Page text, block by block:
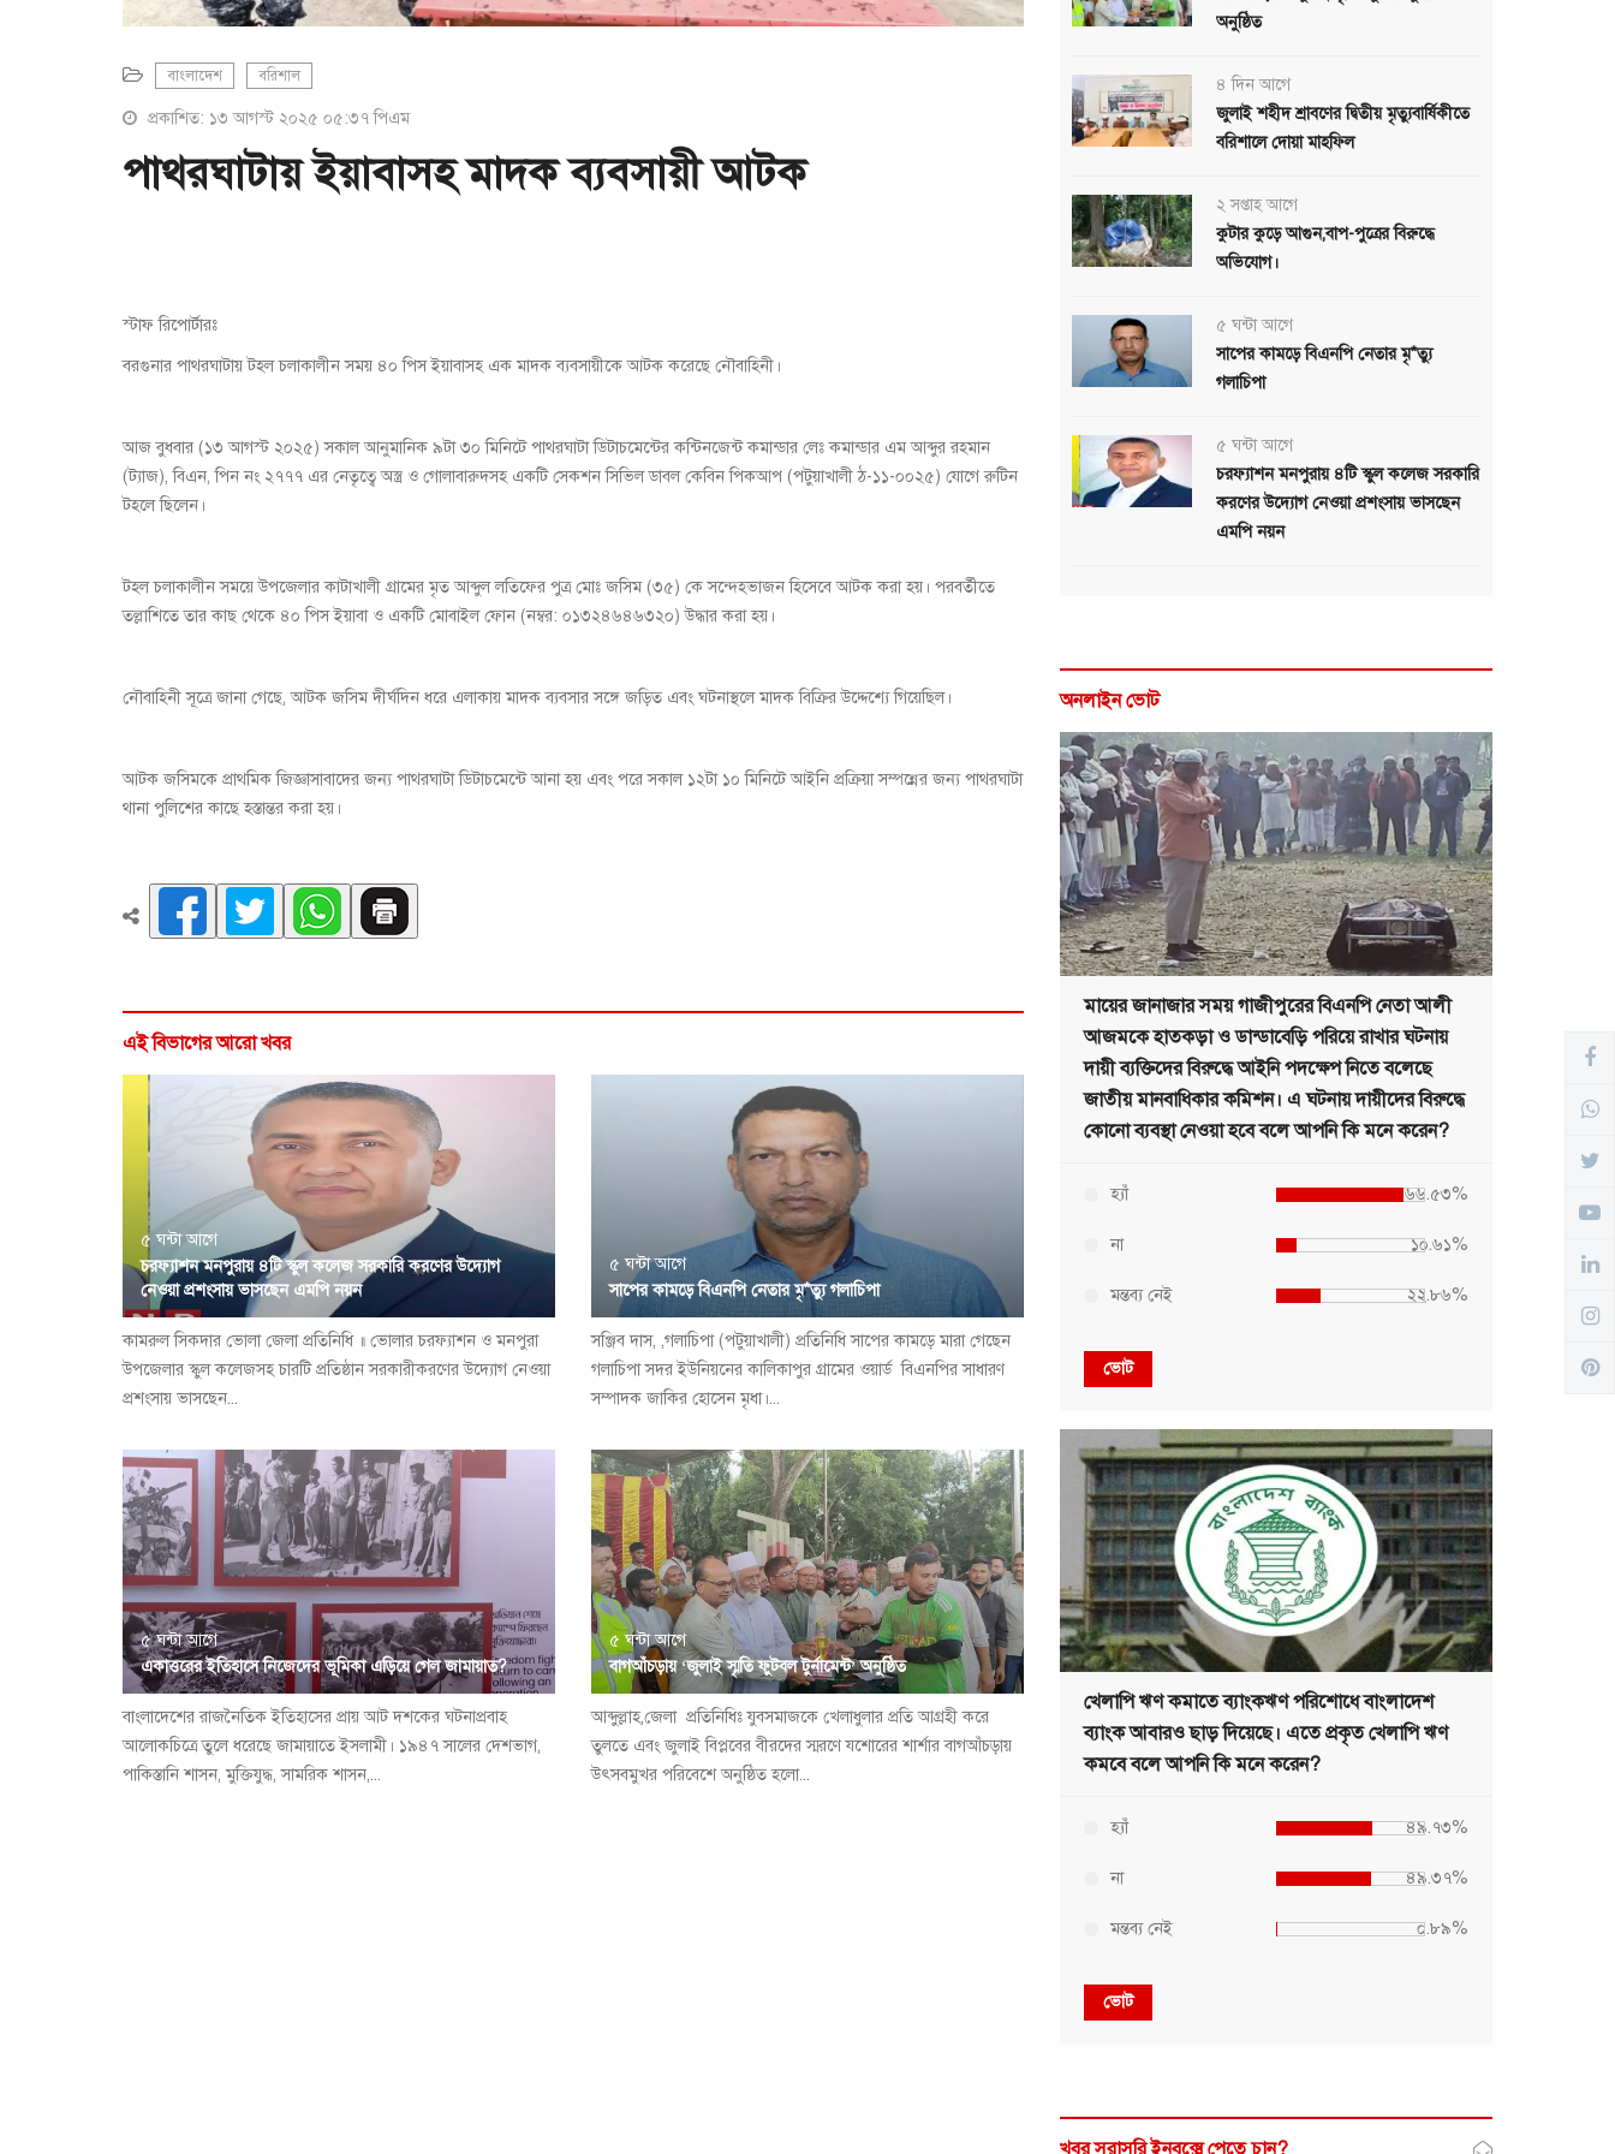
বাংলাদেশ বরিশাল
প্রকাশিত: ১৩ আগস্ট ২০২৫ ০৫:৩৭ পিএম
পাথরঘাটায় ইয়াবাসহ মাদক ব্যবসায়ী আটক
স্টাফ রিপোর্টারঃ
বরগুনার পাথরঘাটায় টহল চলাকালীন সময় ৪০ পিস ইয়াবাসহ এক মাদক ব্যবসায়ীকে আটক করেছে নৌবাহিনী।
আজ বুধবার (১৩ আগস্ট ২০২৫) সকাল আনুমানিক ৯টা ৩০ মিনিটে পাথরঘাটা ডিটাচমেন্টের কন্টিনজেন্ট কমান্ডার লেঃ কমান্ডার এম আব্দুর রহমান
(ট্যাজ), বিএন, পিন নং ২৭৭৭ এর নেতৃত্বে অস্ত্র ও গোলাবারুদসহ একটি সেকশন সিভিল ডাবল কেবিন পিকআপ (পটুয়াখালী ঠ-১১-০০২৫) যোগে রুটিন
টহলে ছিলেন।
টহল চলাকালীন সময়ে উপজেলার কাটাখালী গ্রামের মৃত আব্দুল লতিফের পুত্র মোঃ জসিম (৩৫) কে সন্দেহভাজন হিসেবে আটক করা হয়। পরবর্তীতে
তল্লাশিতে তার কাছ থেকে ৪০ পিস ইয়াবা ও একটি মোবাইল ফোন (নম্বর: ০১৩২৪৬৪৬৩২০) উদ্ধার করা হয়।
নৌবাহিনী সূত্রে জানা গেছে, আটক জসিম দীর্ঘদিন ধরে এলাকায় মাদক ব্যবসার সঙ্গে জড়িত এবং ঘটনাস্থলে মাদক বিক্রির উদ্দেশ্যে গিয়েছিল।
আটক জসিমকে প্রাথমিক জিজ্ঞাসাবাদের জন্য পাথরঘাটা ডিটাচমেন্টে আনা হয় এবং পরে সকাল ১২টা ১০ মিনিটে আইনি প্রক্রিয়া সম্পন্নের জন্য পাথরঘাটা
থানা পুলিশের কাছে হস্তান্তর করা হয়।
এই বিভাগের আরো খবর
৫ ঘন্টা আগে
চরফ্যাশন মনপুরায় ৪টি স্কুল কলেজ সরকারি করণের উদ্যোগ
নেওয়া প্রশংসায় ভাসছেন এমপি নয়ন
কামরুল সিকদার ভোলা জেলা প্রতিনিধি ॥ ভোলার চরফ্যাশন ও মনপুরা
উপজেলার স্কুল কলেজসহ চারটি প্রতিষ্ঠান সরকারীকরণের উদ্যোগ নেওয়া
প্রশংসায় ভাসছেন...
৫ ঘন্টা আগে
সাপের কামড়ে বিএনপি নেতার মৃ*ত্যু গলাচিপা
সঞ্জিব দাস, ,গলাচিপা (পটুয়াখালী) প্রতিনিধি সাপের কামড়ে মারা গেছেন
গলাচিপা সদর ইউনিয়নের কালিকাপুর গ্রামের ওয়ার্ড বিএনপির সাধারণ
সম্পাদক জাকির হোসেন মৃধা।...
৫ ঘন্টা আগে
একাত্তরের ইতিহাসে নিজেদের ভূমিকা এড়িয়ে গেল জামায়াত?
বাংলাদেশের রাজনৈতিক ইতিহাসের প্রায় আট দশকের ঘটনাপ্রবাহ
আলোকচিত্রে তুলে ধরেছে জামায়াতে ইসলামী। ১৯৪৭ সালের দেশভাগ,
পাকিস্তানি শাসন, মুক্তিযুদ্ধ, সামরিক শাসন,...
৫ ঘন্টা আগে
বাগআঁচড়ায় ‘জুলাই স্মৃতি ফুটবল টুর্নামেন্ট’ অনুষ্ঠিত
আব্দুল্লাহ,জেলা প্রতিনিধিঃ যুবসমাজকে খেলাধুলার প্রতি আগ্রহী করে
তুলতে এবং জুলাই বিপ্লবের বীরদের স্মরণে যশোরের শার্শার বাগআঁচড়ায়
উৎসবমুখর পরিবেশে অনুষ্ঠিত হলো...
অনুষ্ঠিত
৪ দিন আগে
জুলাই শহীদ শ্রাবণের দ্বিতীয় মৃত্যুবার্ষিকীতে
বরিশালে দোয়া মাহফিল
২ সপ্তাহ আগে
কুটার কুড়ে আগুন,বাপ-পুত্রের বিরুদ্ধে
অভিযোগ।
৫ ঘন্টা আগে
সাপের কামড়ে বিএনপি নেতার মৃ*ত্যু
গলাচিপা
৫ ঘন্টা আগে
চরফ্যাশন মনপুরায় ৪টি স্কুল কলেজ সরকারি
করণের উদ্যোগ নেওয়া প্রশংসায় ভাসছেন
এমপি নয়ন
অনলাইন ভোট
মায়ের জানাজার সময় গাজীপুরের বিএনপি নেতা আলী
আজমকে হাতকড়া ও ডান্ডাবেড়ি পরিয়ে রাখার ঘটনায়
দায়ী ব্যক্তিদের বিরুদ্ধে আইনি পদক্ষেপ নিতে বলেছে
জাতীয় মানবাধিকার কমিশন। এ ঘটনায় দায়ীদের বিরুদ্ধে
কোনো ব্যবস্থা নেওয়া হবে বলে আপনি কি মনে করেন?
হ্যাঁ ৬৬.৫৩%
না ১০.৬১%
মন্তব্য নেই ২২.৮৬%
ভোট
খেলাপি ঋণ কমাতে ব্যাংকঋণ পরিশোধে বাংলাদেশ
ব্যাংক আবারও ছাড় দিয়েছে। এতে প্রকৃত খেলাপি ঋণ
কমবে বলে আপনি কি মনে করেন?
হ্যাঁ ৪৯.৭৩%
না ৪৯.৩৭%
মন্তব্য নেই ০.৮৯%
ভোট
খবর সরাসরি ইনবক্সে পেতে চান?